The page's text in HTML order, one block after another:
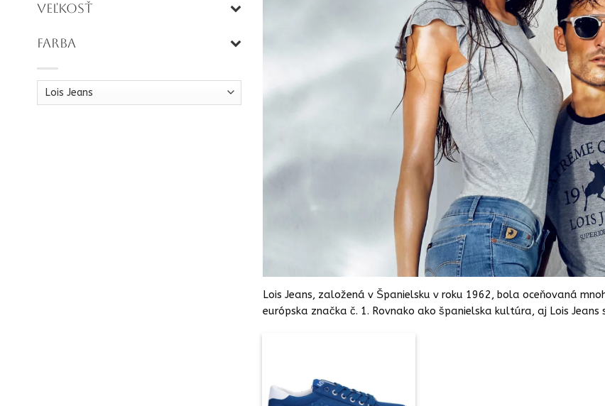
VEĽKOSŤ
FARBA
Lois Jeans, založená v Španielsku v roku 1962, bola oceňovaná
európska značka č. 1. Rovnako ako španielska kultúra, aj Lois